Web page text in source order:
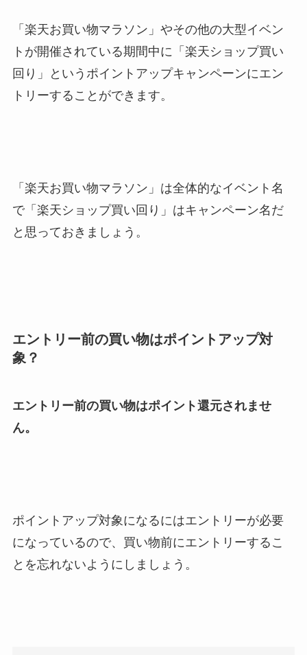
「楽天お買い物マラソン」やその他の大型イベン
トが開催されている期間中に「楽天ショップ買い
回り」というポイントアップキャンペーンにエン
トリーすることができます。
「楽天お買い物マラソン」は全体的なイベント名
で「楽天ショップ買い回り」はキャンペーン名だ
と思っておきましょう。
エントリー前の買い物はポイントアップ対
象？
エントリー前の買い物はポイント還元されませ
ん。
ポイントアップ対象になるにはエントリーが必要
になっているので、買い物前にエントリーするこ
とを忘れないようにしましょう。